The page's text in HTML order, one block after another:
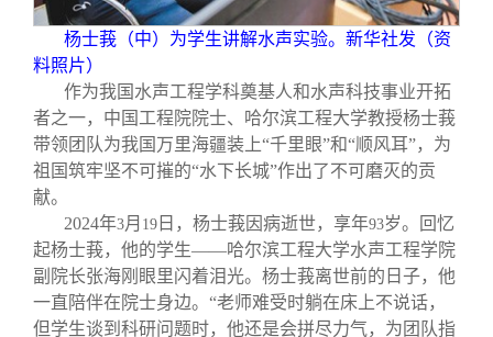
信息化服务
三创大赛
实用信息
总会简介
会长致辞
总会章程
理事会名单
制度法规
关闭
杨士莪（中）为学生讲解水声实验。新华社发（资
料照片）
作为我国水声工程学科奠基人和水声科技事业开拓
者之一，中国工程院院士、哈尔滨工程大学教授杨士莪
带领团队为我国万里海疆装上“千里眼”和“顺风耳”，为
祖国筑牢坚不可摧的“水下长城”作出了不可磨灭的贡
献。
2024年3月 19 日，杨士莪因病逝世，享年93岁。回忆
起杨士莪，他的学生——哈尔滨工程大学水声工程学院
副院长张海刚眼里闪着泪光。杨士莪离世前的日子，他
一直陪伴在院士身边。“老师难受时躺在床上不说话，
但学生谈到科研问题时，他还是会拼尽力气，为团队指